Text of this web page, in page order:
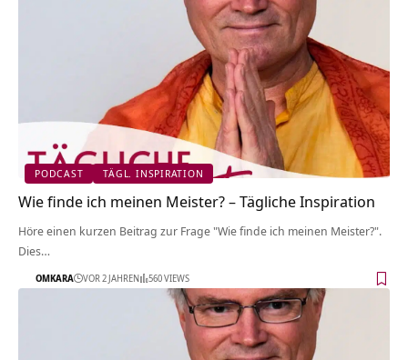
PODCAST TÄGL. INSPIRATION
Wie finde ich meinen Meister? – Tägliche Inspiration
Höre einen kurzen Beitrag zur Frage "Wie finde ich meinen Meister?".
Dies…
OMKARA VOR 2 JAHREN 560 VIEWS